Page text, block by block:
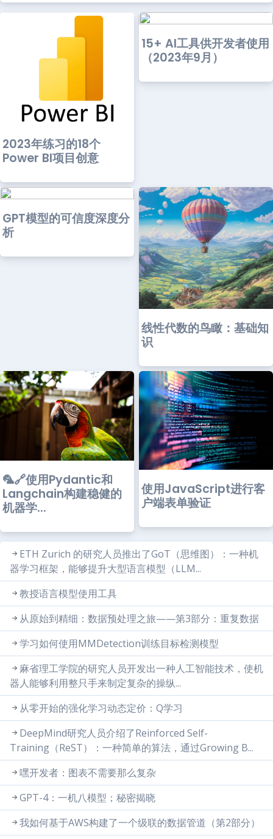
2023年练习的18个
Power BI项目创意
15+ AI工具供开发者使用
（2023年9月）
GPT模型的可信度深度分
析
线性代数的鸟瞰：基础知
识
🦜🔗使用Pydantic和
Langchain构建稳健的
机器学...
使用JavaScript进行客
户端表单验证
ETH Zurich 的研究人员推出了GoT（思维图）：一种机
器学习框架，能够提升大型语言模型（LLM...
教授语言模型使用工具
从原始到精细：数据预处理之旅——第3部分：重复数据
学习如何使用MMDetection训练目标检测模型
麻省理工学院的研究人员开发出一种人工智能技术，使机
器人能够利用整只手来制定复杂的操纵...
从零开始的强化学习动态定价：Q学习
DeepMind研究人员介绍了Reinforced Self-
Training（ReST）：一种简单的算法，通过Growing B...
嘿开发者：图表不需要那么复杂
GPT-4：一机八模型；秘密揭晓
我如何基于AWS构建了一个级联的数据管道（第2部分）